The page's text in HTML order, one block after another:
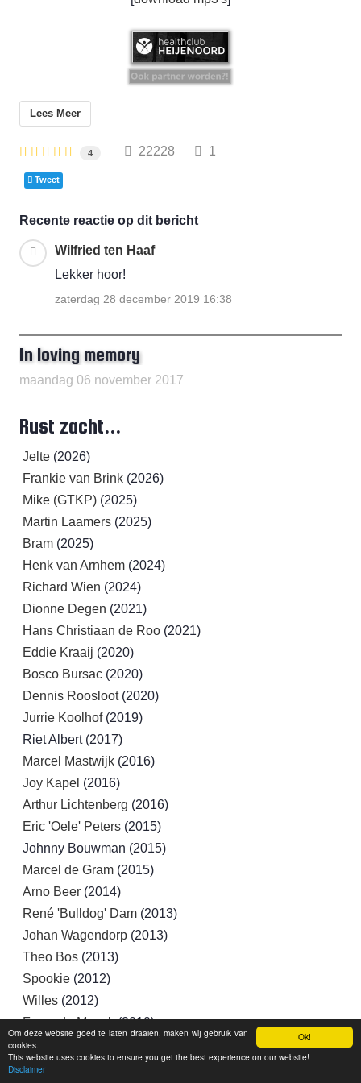
Ok!
Om deze website goed te laten draaien, maken wij gebruik van
cookies.
This website uses cookies to ensure you get the best experience on our website!
Disclaimer
Lees Meer
4 22228 1
Tweet
Recente reactie op dit bericht
Wilfried ten Haaf
Lekker hoor!
zaterdag 28 december 2019 16:38
In loving memory
maandag 06 november 2017
Rust zacht...
Jelte (2026)
Frankie van Brink (2026)
Mike (GTKP) (2025)
Martin Laamers (2025)
Bram (2025)
Henk van Arnhem (2024)
Richard Wien (2024)
Dionne Degen (2021)
Hans Christiaan de Roo (2021)
Eddie Kraaij (2020)
Bosco Bursac (2020)
Dennis Roosloot(2020)
Jurrie Koolhof(2019)
Riet Albert (2017)
Marcel Mastwijk (2016)
Joy Kapel (2016)
Arthur Lichtenberg (2016)
Eric 'Oele' Peters (2015)
Johnny Bouwman (2015)
Marcel de Gram (2015)
Arno Beer (2014)
René 'Bulldog' Dam (2013)
Johan Wagendorp (2013)
Theo Bos (2013)
Spookie (2012)
Willes (2012)
Frans de Munck(2010)
Danny van Gestel
Bert Jacobs